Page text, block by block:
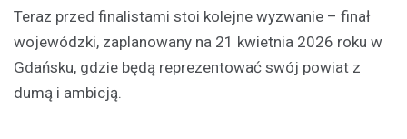
Teraz przed finalistami stoi kolejne wyzwanie – finał
wojewódzki, zaplanowany na 21 kwietnia 2026 roku w
Gdańsku, gdzie będą reprezentować swój powiat z
dumą i ambicją.